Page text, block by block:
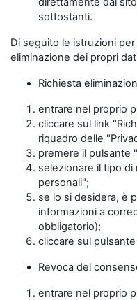
sottostanti.
Di seguito le istruzioni
eliminazione dei propri
Richiesta
entrare nel proprio
cliccare sul link
riquadro delle
premere il pulsante
selezionare il tipo
personali";
se lo si desidera, è
informazioni a
obbligatorio);
cliccare sul
Revoca del
entrare nel proprio